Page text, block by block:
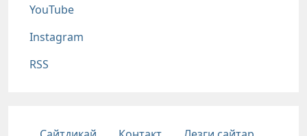
YouTube
Instagram
RSS
Подвал